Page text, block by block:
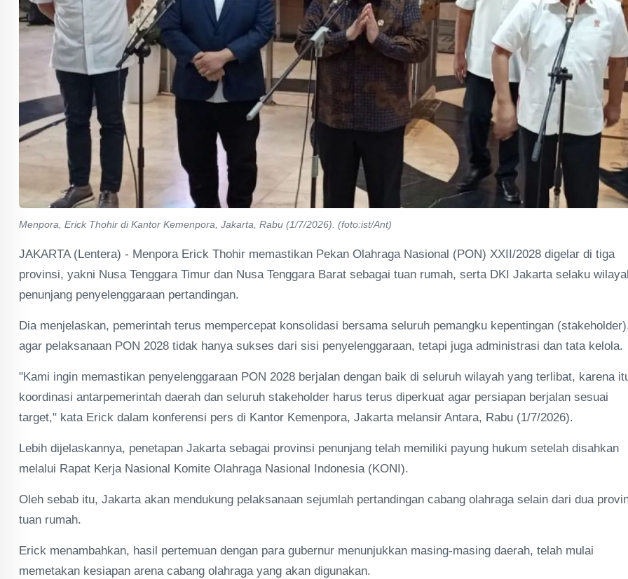
Menpora, Erick Thohir di Kantor Kemenpora, Jakarta, Rabu (1/7/2026). (foto:ist/Ant)
JAKARTA (Lentera) - Menpora Erick Thohir memastikan Pekan Olahraga Nasional (PON) XXII/2028 digelar di tiga
provinsi, yakni Nusa Tenggara Timur dan Nusa Tenggara Barat sebagai tuan rumah, serta DKI Jakarta selaku
penunjang penyelenggaraan pertandingan.
Dia menjelaskan, pemerintah terus mempercepat konsolidasi bersama seluruh pemangku kepentingan
agar pelaksanaan PON 2028 tidak hanya sukses dari sisi penyelenggaraan, tetapi juga administrasi dan tata kelola.
"Kami ingin memastikan penyelenggaraan PON 2028 berjalan dengan baik di seluruh wilayah yang terlibat, karena
koordinasi antarpemerintah daerah dan seluruh stakeholder harus terus diperkuat agar persiapan berjalan sesuai
target," kata Erick dalam konferensi pers di Kantor Kemenpora, Jakarta melansir Antara, Rabu (1/7/2026).
Lebih dijelaskannya, penetapan Jakarta sebagai provinsi penunjang telah memiliki payung hukum setelah disahkan
melalui Rapat Kerja Nasional Komite Olahraga Nasional Indonesia (KONI).
Oleh sebab itu, Jakarta akan mendukung pelaksanaan sejumlah pertandingan cabang olahraga selain dari dua
tuan rumah.
Erick menambahkan, hasil pertemuan dengan para gubernur menunjukkan masing-masing daerah, telah mulai
memetakan kesiapan arena cabang olahraga yang akan digunakan.